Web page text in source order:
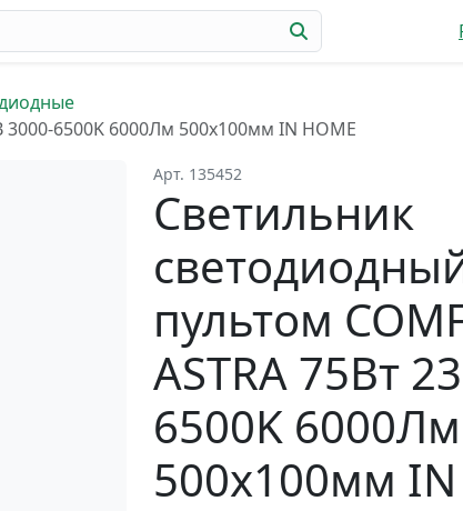
3000-6500K 6000Лм 500x100мм IN HOME
Арт. 135452
Светильник
пультом
ASTRA 75Вт
6500K 6000Лм
500x100мм IN